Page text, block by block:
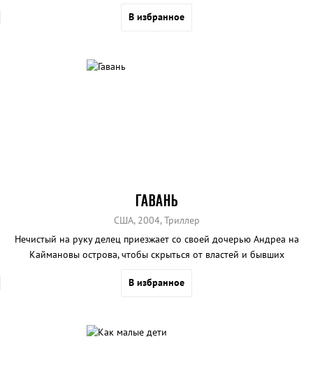
В избранное
ГАВАНЬ
США, 2004, Триллер
Нечистый на руку делец приезжает со своей дочерью Андреа на
Каймановы острова, чтобы скрыться от властей и бывших
который ничего не знает о криминальном прошлом семьи
В избранное